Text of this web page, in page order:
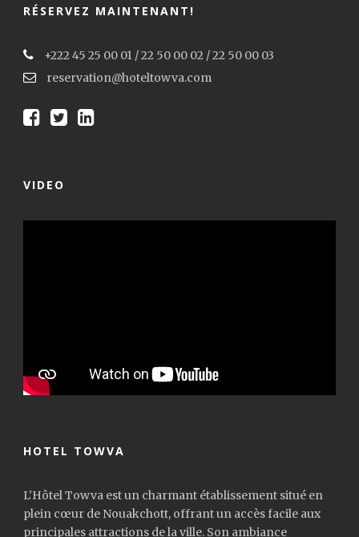
RÉSERVEZ MAINTENANT!
+222 45 25 00 01 / 22 50 00 02 / 22 50 00 03
reservation@hoteltowva.com
VIDEO
HOTEL TOWVA
L'Hôtel Towva est un charmant établissement situé en
plein cœur de Nouakchott, offrant un accès facile aux
principales attractions de la ville. Son ambiance